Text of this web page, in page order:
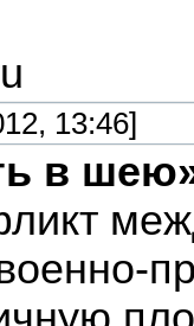
13:46]
в